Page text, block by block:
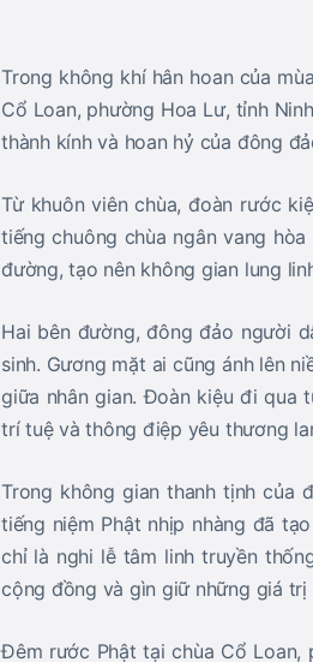
Trong không khí hân hoan của
Cổ Loan, phường Hoa Lư, tỉnh
thành kính và hoan hỷ của đông
Từ khuôn viên chùa, đoàn rước
tiếng chuông chùa ngân vang
đường, tạo nên không gian lung
Hai bên đường, đông đảo người
sinh. Gương mặt ai cũng ánh lên
giữa nhân gian. Đoàn kiệu đi qua
trí tuệ và thông điệp yêu thương
Trong không gian thanh tịnh của
tiếng niệm Phật nhịp nhàng đã
chỉ là nghi lễ tâm linh truyền
cộng đồng và gìn giữ những giá
Đêm rước Phật tại chùa Cổ Loan,